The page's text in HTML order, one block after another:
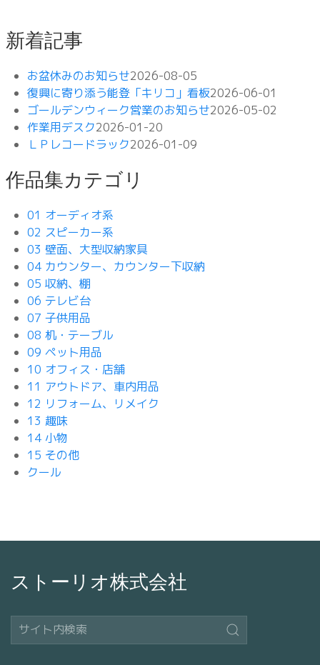
新着記事
お盆休みのお知らせ2026-08-05
復興に寄り添う能登「キリコ」看板2026-06-01
ゴールデンウィーク営業のお知らせ2026-05-02
作業用デスク2026-01-20
ＬＰレコードラック2026-01-09
作品集カテゴリ
01 オーディオ系
02 スピーカー系
03 壁面、大型収納家具
04 カウンター、カウンター下収納
05 収納、棚
06 テレビ台
07 子供用品
08 机・テーブル
09 ペット用品
10 オフィス・店舗
11 アウトドア、車内用品
12 リフォーム、リメイク
13 趣味
14 小物
15 その他
クール
ストーリオ株式会社